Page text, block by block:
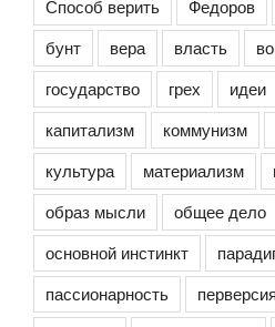
Способ верить
Федоров
бунт
вера власть
государство
грех идеи
капитализм
коммунизм
культура
материализм
образ мысли
общее дело
основной инстинкт
пассионарность
перверсия